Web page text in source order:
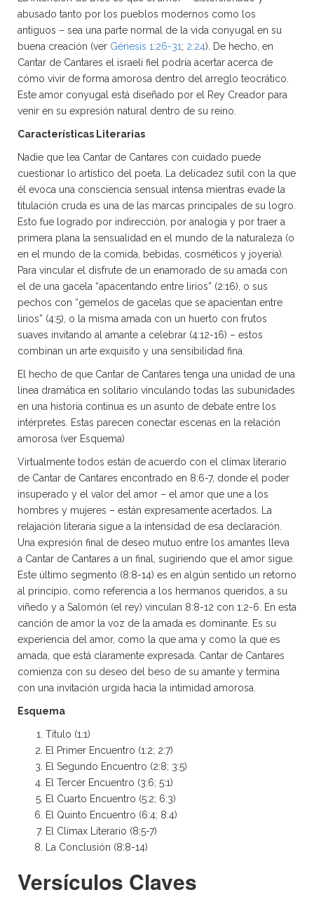
abusado tanto por los pueblos modernos como los
antiguos – sea una parte normal de la vida conyugal en su
buena creación (ver Génesis 1:26-31; 2:24). De hecho, en
Cantar de Cantares el israelí fiel podría acertar acerca de
cómo vivir de forma amorosa dentro del arreglo teocrático.
Este amor conyugal está diseñado por el Rey Creador para
venir en su expresión natural dentro de su reino.
Características Literarias
Nadie que lea Cantar de Cantares con cuidado puede
cuestionar lo artístico del poeta. La delicadez sutil con la que
él evoca una consciencia sensual intensa mientras evade la
titulación cruda es una de las marcas principales de su logro.
Esto fue logrado por indirección, por analogía y por traer a
primera plana la sensualidad en el mundo de la naturaleza (o
en el mundo de la comida, bebidas, cosméticos y joyería).
Para vincular el disfrute de un enamorado de su amada con
el de una gacela “apacentando entre lirios” (2:16), o sus
pechos con “gemelos de gacelas que se apacientan entre
lirios” (4:5), o la misma amada con un huerto con frutos
suaves invitando al amante a celebrar (4:12-16) – estos
combinan un arte exquisito y una sensibilidad fina.
El hecho de que Cantar de Cantares tenga una unidad de una
línea dramática en solitario vinculando todas las subunidades
en una historia continua es un asunto de debate entre los
intérpretes. Estas parecen conectar escenas en la relación
amorosa (ver Esquema)
Virtualmente todos están de acuerdo con el clímax literario
de Cantar de Cantares encontrado en 8:6-7, donde el poder
insuperado y el valor del amor – el amor que une a los
hombres y mujeres – están expresamente acertados. La
relajación literaria sigue a la intensidad de esa declaración.
Una expresión final de deseo mutuo entre los amantes lleva
a Cantar de Cantares a un final, sugiriendo que el amor sigue.
Este último segmento (8:8-14) es en algún sentido un retorno
al principio, como referencia a los hermanos queridos, a su
viñedo y a Salomón (el rey) vinculan 8:8-12 con 1:2-6. En esta
canción de amor la voz de la amada es dominante. Es su
experiencia del amor, como la que ama y como la que es
amada, que está claramente expresada. Cantar de Cantares
comienza con su deseo del beso de su amante y termina
con una invitación urgida hacia la intimidad amorosa.
Esquema
Título (1:1)
El Primer Encuentro (1:2; 2:7)
El Segundo Encuentro (2:8; 3:5)
El Tercer Encuentro (3:6; 5:1)
El Cuarto Encuentro (5:2; 6:3)
El Quinto Encuentro (6:4; 8:4)
El Clímax Literario (8:5-7)
La Conclusión (8:8-14)
Versículos Claves